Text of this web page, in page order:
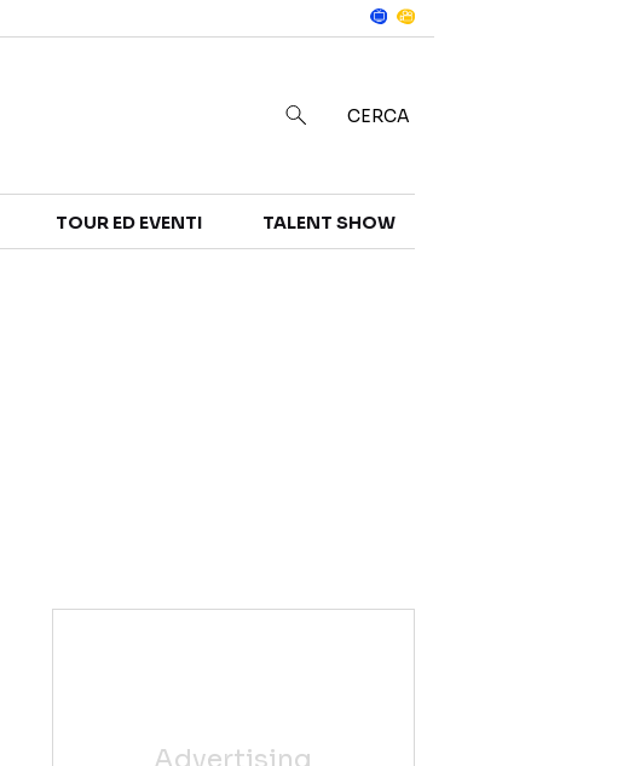
CERCA
TOUR ED EVENTI TALENT SHOW